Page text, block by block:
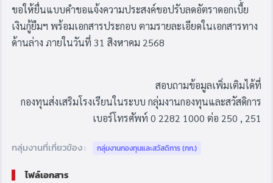
ขอให้ยื่นแบบคำขอแจ้งความประสงค์ขอปรับลดอัตราดอกเบี้ย
เงินกู้ยืมฯ พร้อมเอกสารประกอบ ตามรายละเอียดในเอกสารทาง
ด้านล่าง ภายในวันที่ 31 สิงหาคม 2568
สอบถามข้อมูลเพิ่มเติมได้ที่
กองทุนส่งเสริมโรงเรียนในระบบ กลุ่มงานกองทุนและสวัสดิการ
เบอร์โทรศัพท์ 0 2282 1000 ต่อ 250 , 251
กลุ่มงานที่เกี่ยวข้อง : กลุ่มงานกองทุนและสวัสดิการ (กก.)
ไฟล์เอกสาร